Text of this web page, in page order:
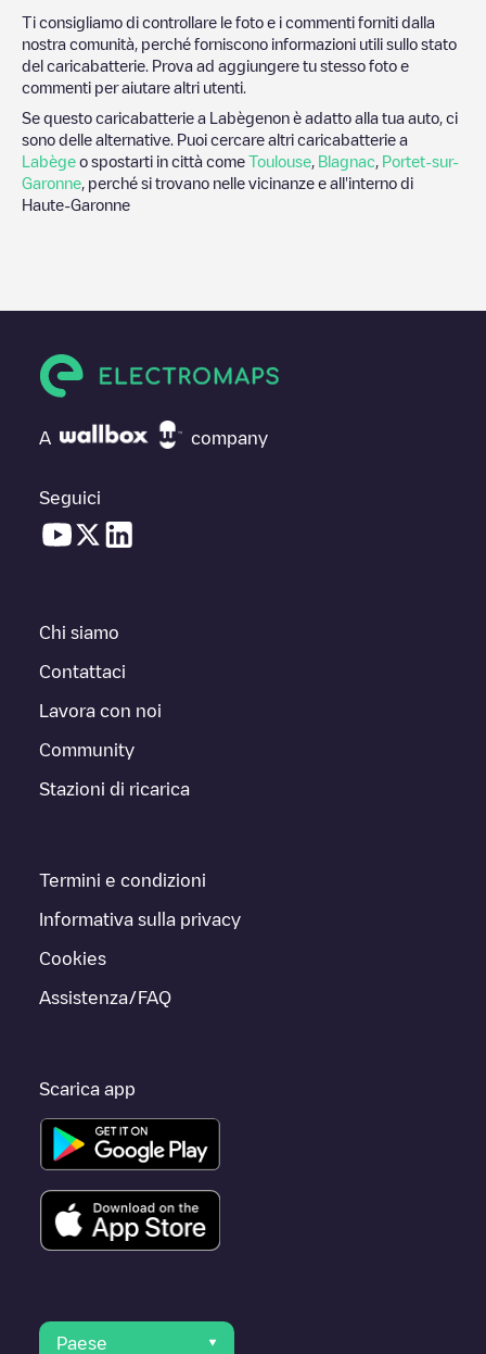
Ti consigliamo di controllare le foto e i commenti forniti dalla
nostra comunità, perché forniscono informazioni utili sullo stato
del caricabatterie. Prova ad aggiungere tu stesso foto e
commenti per aiutare altri utenti.
Se questo caricabatterie a Labègenon è adatto alla tua auto, ci
sono delle alternative. Puoi cercare altri caricabatterie a
Labège o spostarti in città come Toulouse Blagnac Portet-sur-
Garonne , perché si trovano nelle vicinanze e all'interno di
Haute-Garonne
A company
Seguici
Chi siamo
Contattaci
Lavora con noi
Community
Stazioni di ricarica
Termini e condizioni
Informativa sulla privacy
Cookies
Assistenza/FAQ
Scarica app
Paese